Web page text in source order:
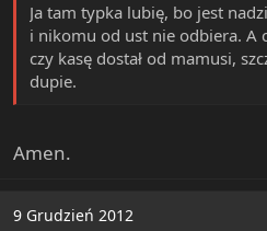
Ja tam typka lubię, bo jest
i nikomu od ust nie odbiera. A
czy kasę dostał od mamusi,
dupie.
Amen.
9 Grudzień 2012